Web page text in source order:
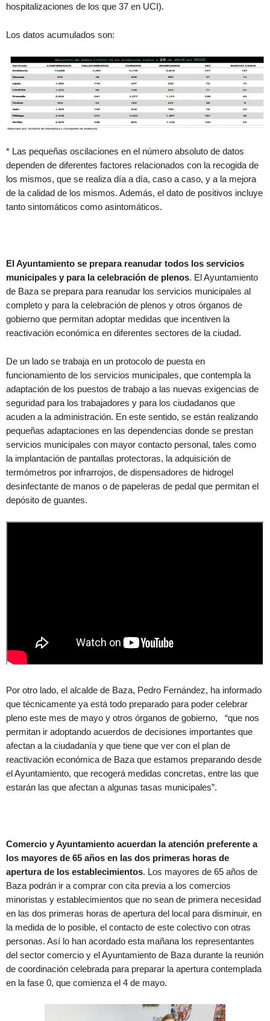
hospitalizaciones de los que 37 en UCI).
Los datos acumulados son:
* Las pequeñas oscilaciones en el número absoluto de datos
dependen de diferentes factores relacionados con la recogida de
los mismos, que se realiza día a día, caso a caso, y a la mejora
de la calidad de los mismos. Además, el dato de positivos incluye
tanto sintomáticos como asintomáticos.
El Ayuntamiento se prepara reanudar todos los servicios
municipales y para la celebración de plenos. El Ayuntamiento
de Baza se prepara para reanudar los servicios municipales al
completo y para la celebración de plenos y otros órganos de
gobierno que permitan adoptar medidas que incentiven la
reactivación económica en diferentes sectores de la ciudad.
De un lado se trabaja en un protocolo de puesta en
funcionamiento de los servicios municipales, que contempla la
adaptación de los puestos de trabajo a las nuevas exigencias de
seguridad para los trabajadores y para los ciudadanos que
acuden a la administración. En este sentido, se están realizando
pequeñas adaptaciones en las dependencias donde se prestan
servicios municipales con mayor contacto personal, tales como
la implantación de pantallas protectoras, la adquisición de
termómetros por infrarrojos, de dispensadores de hidrogel
desinfectante de manos o de papeleras de pedal que permitan el
depósito de guantes.
Por otro lado, el alcalde de Baza, Pedro Fernández, ha informado
que técnicamente ya está todo preparado para poder celebrar
pleno este mes de mayo y otros órganos de gobierno, “que nos
permitan ir adoptando acuerdos de decisiones importantes que
afectan a la ciudadanía y que tiene que ver con el plan de
reactivación económica de Baza que estamos preparando desde
el Ayuntamiento, que recogerá medidas concretas, entre las que
estarán las que afectan a algunas tasas municipales”.
Comercio y Ayuntamiento acuerdan la atención preferente a
los mayores de 65 años en las dos primeras horas de
apertura de los establecimientos. Los mayores de 65 años de
Baza podrán ir a comprar con cita previa a los comercios
minoristas y establecimientos que no sean de primera necesidad
en las dos primeras horas de apertura del local para disminuir, en
la medida de lo posible, el contacto de este colectivo con otras
personas. Así lo han acordado esta mañana los representantes
del sector comercio y el Ayuntamiento de Baza durante la reunión
de coordinación celebrada para preparar la apertura contemplada
en la fase 0, que comienza el 4 de mayo.